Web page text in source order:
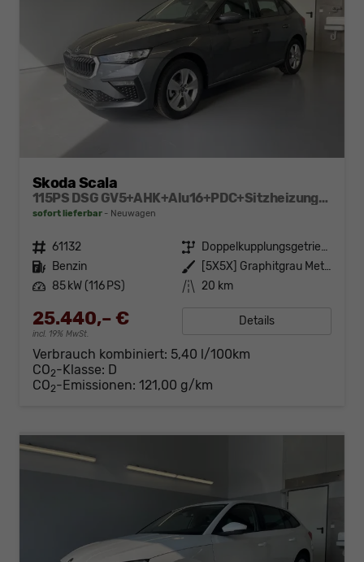
Skoda Scala
115PS DSG GV5+AHK+Alu16+PDC+Sitzheizung+App-Connect
sofort lieferbar Neuwagen
Fahrzeugnr. 61132 Getriebe
Doppelkupplungsgetriebe (DSG)
Kraftstoff Benzin Außenfarbe
[5X5X] Graphitgrau Metallic
Leistung 85 kW (116 PS) Kilometerstand 20 km
25.440,– €
incl. 19% MwSt.
Details
Verbrauch kombiniert: 5,40 l/100km
CO2-Klasse: D
CO2-Emissionen: 121,00 g/km